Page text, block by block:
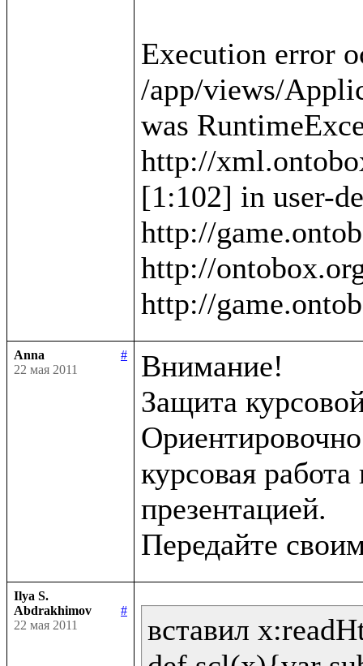
Execution error
/app/views/
was
http://
[1:102] in user-
http://
http://
Anna
#
22 мая 2011
Внимание!
Защита
курсовая
презентацией.
Ilya S.
Abdrakhimov
#
22 мая 2011
вставил